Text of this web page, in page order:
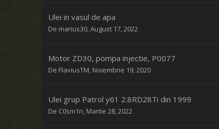
Ulei in vasul de apa
De marius30,August 17, 2022
Motor ZD30, pompa injectie, P0077
De FlaviusTM, Noiembrie 19, 2020
Ulei grup Patrol y61 2.8RD28Ti din 1999
De C0sm1n, Martie 28, 2022